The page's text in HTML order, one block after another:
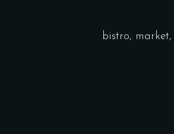
bistro, market,